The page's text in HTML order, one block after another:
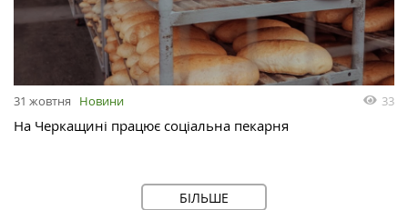
31 жовтня Новини 33
На Черкащині працює соціальна пекарня
БІЛЬШЕ